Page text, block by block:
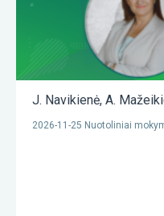
J. Navikienė, A.
2026-11-25 Nuotoliniai